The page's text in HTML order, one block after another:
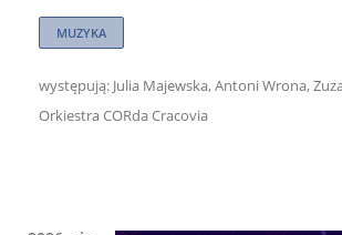
MUZYKA
występują: Julia Majewska, Antoni Wrona,
Orkiestra CORda Cracovia